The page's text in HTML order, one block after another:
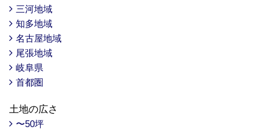
三河地域
知多地域
名古屋地域
尾張地域
岐阜県
首都圏
土地の広さ
〜50坪